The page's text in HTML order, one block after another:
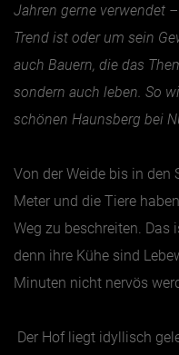
Nachhaltigkeit
Brauchtum
Hotel & Reise
Archiv
BEITRÄGE NACH
Jänner
Jahren gerne verwendet
Trend ist oder um sein
auch Bauern, die das
sondern auch leben. So
schönen Haunsberg bei
Von der Weide bis in
Meter und die Tiere
Weg zu beschreiten. Das
denn ihre Kühe sind
Minuten nicht nervös
Der Hof liegt idyllisch